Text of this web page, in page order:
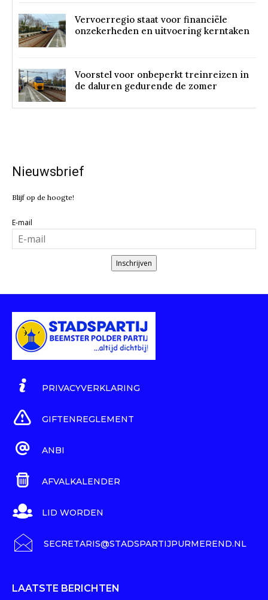
Vervoerregio staat voor financiële
onzekerheden en uitvoering kerntaken
Voorstel voor onbeperkt treinreizen in
de daluren gedurende de zomer
Nieuwsbrief
Blijf op de hoogte!
E-mail
Inschrijven
PRIVACYVERKLARING
GIFTENREGLEMENT
ANBI
AFVALKALENDER
LID WORDEN
SECRETARIS@STADSPARTIJPURMEREND.NL
LAATSTE BERICHTEN